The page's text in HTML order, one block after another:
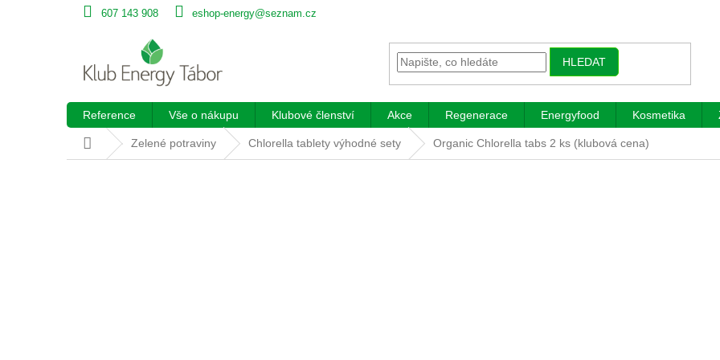
607 143 908 eshop-energy@seznam.cz
HLEDAT
Reference Vše o nákupu Klubové členství Akce Regenerace Energyfood Kosmetika
Domů Zelené potraviny Chlorella tablety výhodné sety Organic Chlorella tabs 2 ks (klubová cena)